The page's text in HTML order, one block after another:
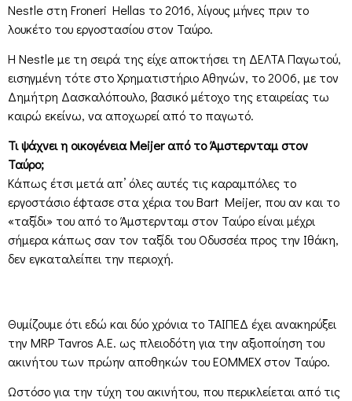
Nestle στη Froneri Hellas το 2016, λίγους μήνες πριν το
λουκέτο του εργοστασίου στον Ταύρο.
Η Nestle με τη σειρά της είχε αποκτήσει τη ΔΕΛΤΑ Παγωτού,
εισηγμένη τότε στο Χρηματιστήριο Αθηνών, το 2006, με τον
Δημήτρη Δασκαλόπουλο, βασικό μέτοχο της εταιρείας τω
καιρώ εκείνω, να αποχωρεί από το παγωτό.
Τι ψάχνει η οικογένεια Meijer από το Άμστερνταμ στον
Ταύρο;
Κάπως έτσι μετά απ’ όλες αυτές τις καραμπόλες το
εργοστάσιο έφτασε στα χέρια του Bart Meijer, που αν και το
«ταξίδι» του από το Άμστερνταμ στον Ταύρο είναι μέχρι
σήμερα κάπως σαν τον ταξίδι του Οδυσσέα προς την Ιθάκη,
δεν εγκαταλείπει την περιοχή.
Θυμίζουμε ότι εδώ και δύο χρόνια το ΤΑΙΠΕΔ έχει ανακηρύξει
την MRP Tavros Α.Ε. ως πλειοδότη για την αξιοποίηση του
ακινήτου των πρώην αποθηκών του ΕΟΜΜΕΧ στον Ταύρο.
Ωστόσο για την τύχη του ακινήτου, που περικλείεται από τις